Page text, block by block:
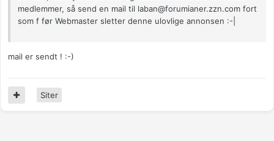
medlemmer, så send en mail til laban@forumianer.zzn.com fort
som f før Webmaster sletter denne ulovlige annonsen :-|
mail er sendt ! :-)
Siter